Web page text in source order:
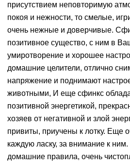
присутствием неповторимую
покоя и нежности, то смелые,
очень нежные и доверчивые.
позитивное существо, с ним в
умиротворение и хорошее
домашние целители, отлично
напряжение и поднимают
животными, И еще сфинкс
позитивной энергетикой,
хозяев от негативной и злой
привиты, приучены к лотку. Еще
каждую ласку, за внимание к
домашние правила, очень